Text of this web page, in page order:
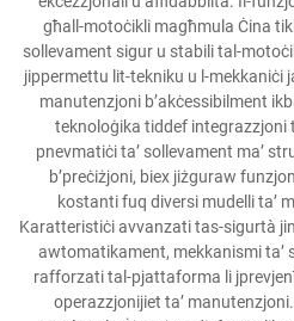
għall-motoċikli magħmula Ċina
sollevament sigur u stabili tal-
jippermettu lit-tekniku u l-mekkaniċi
manutenzjoni b’akċessibilment
teknoloġika tiddef integrazzjoni
pnevmatiċi ta’ sollevament ma’
b’preċiżjoni, biex jiżguraw
kostanti fuq diversi mudelli ta’
Karatteristiċi avvanzati tas-sigurtà
awtomatikament, mekkanismi ta’
rafforzati tal-pjattaforma li
operazzjonijiet ta’